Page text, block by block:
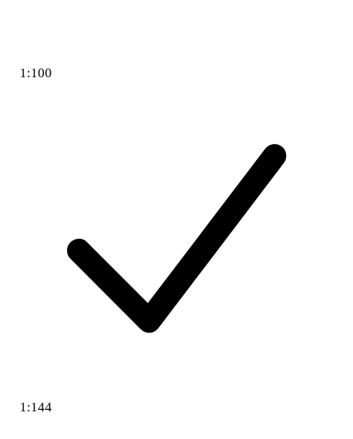
1:100
1:144